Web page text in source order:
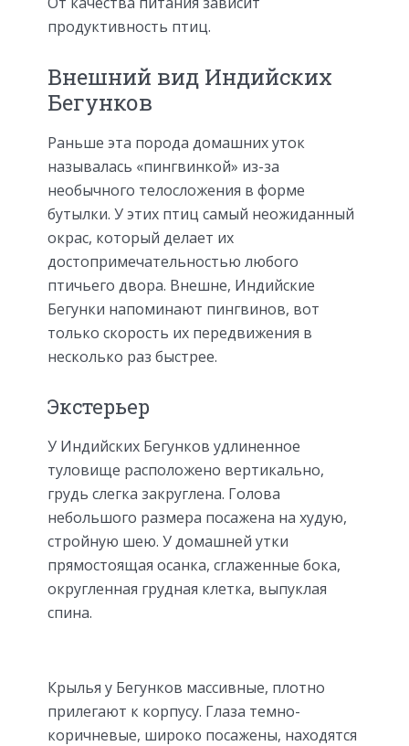
продуктивность птиц.
Внешний вид Индийских
Бегунков
Раньше эта порода домашних уток
называлась «пингвинкой» из-за
необычного телосложения в форме
бутылки. У этих птиц самый неожиданный
окрас, который делает их
достопримечательностью любого
птичьего двора. Внешне, Индийские
Бегунки напоминают пингвинов, вот
только скорость их передвижения в
несколько раз быстрее.
Экстерьер
У Индийских Бегунков удлиненное
туловище расположено вертикально,
грудь слегка закруглена. Голова
небольшого размера посажена на худую,
стройную шею. У домашней утки
прямостоящая осанка, сглаженные бока,
округленная грудная клетка, выпуклая
спина.
Крылья у Бегунков массивные, плотно
прилегают к корпусу. Глаза темно-
коричневые, широко посажены, находятся